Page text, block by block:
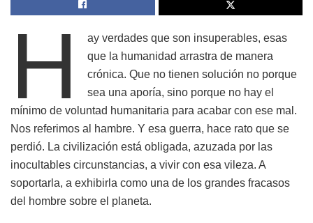
H
ay verdades que son insuperables, esas
que la humanidad arrastra de manera
crónica. Que no tienen solución no porque
sea una aporía, sino porque no hay el
mínimo de voluntad humanitaria para acabar con ese mal.
Nos referimos al hambre. Y esa guerra, hace rato que se
perdió. La civilización está obligada, azuzada por las
inocultables circunstancias, a vivir con esa vileza. A
soportarla, a exhibirla como una de los grandes fracasos
del hombre sobre el planeta.